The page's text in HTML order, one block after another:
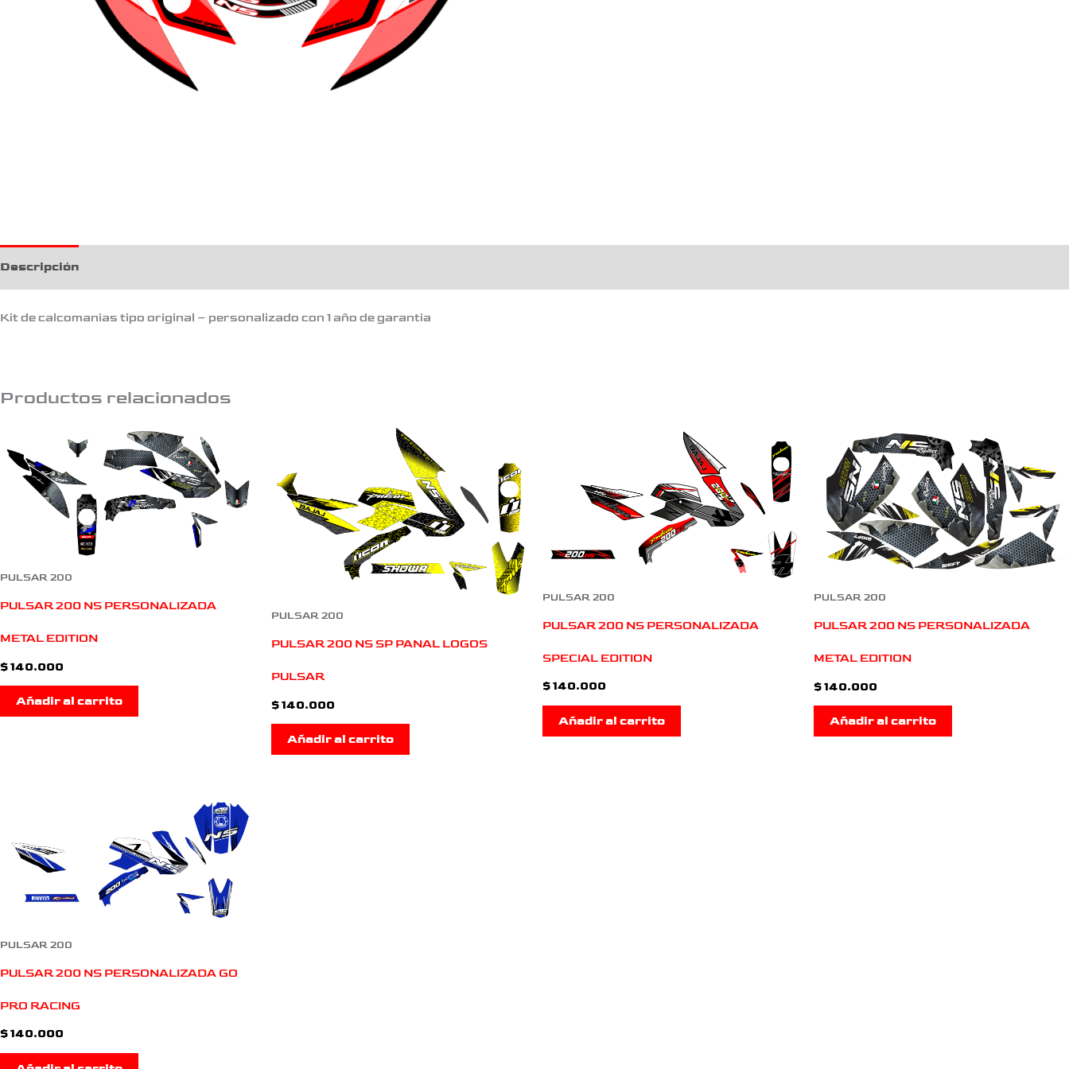
Descripción
Kit de calcomanias tipo original – personalizado con 1 año de garantia
Productos relacionados
PULSAR 200
PULSAR 200 NS PERSONALIZADA
METAL EDITION
$140.000
Añadir al carrito
PULSAR 200
PULSAR 200 NS SP PANAL LOGOS
PULSAR
$140.000
Añadir al carrito
PULSAR 200
PULSAR 200 NS PERSONALIZADA
SPECIAL EDITION
$140.000
Añadir al carrito
PULSAR 200
PULSAR 200 NS PERSONALIZADA
METAL EDITION
$140.000
Añadir al carrito
PULSAR 200
PULSAR 200 NS PERSONALIZADA GO
PRO RACING
$140.000